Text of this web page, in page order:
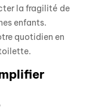
la fragilité de
enfants.
quotidien en